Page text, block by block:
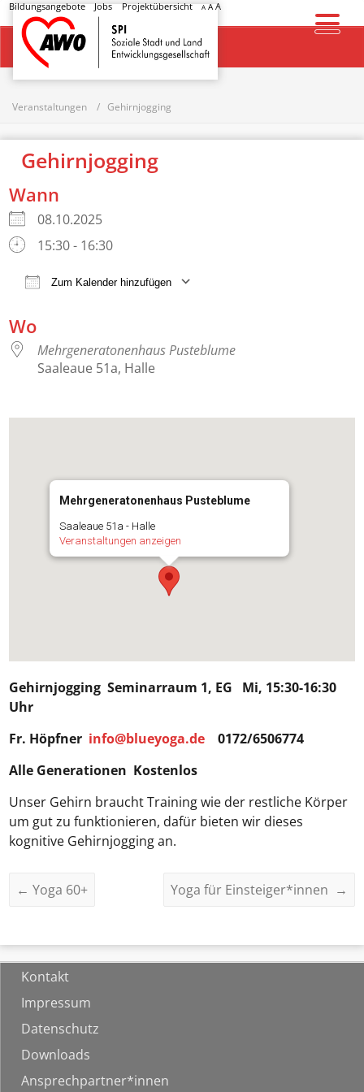
Bildungsangebote Jobs Projektübersicht A AA
Startseite
Veranstaltungen Gehirnjogging
Gehirnjogging
Wann
08.10.2025
15:30 - 16:30
Zum Kalender hinzufügen
Wo
Mehrgeneratonenhaus Pusteblume
Saaleaue 51a, Halle
Mehrgeneratonenhaus Pusteblume
Saaleaue 51a - Halle
Veranstaltungen anzeigen
GehirnjoggingSeminarraum 1, EG Mi, 15:30-16:30
Uhr
Fr. Höpfner info@blueyoga.de 0172/6506774
Alle Generationen Kostenlos
Unser Gehirn braucht Training wie der restliche Körper
um gut zu funktionieren, dafür bieten wir dieses
kognitive Gehirnjogging an.
← Yoga 60+ Yoga für Einsteiger*innen →
Kontakt
Impressum
Datenschutz
Downloads
Ansprechpartner*innen